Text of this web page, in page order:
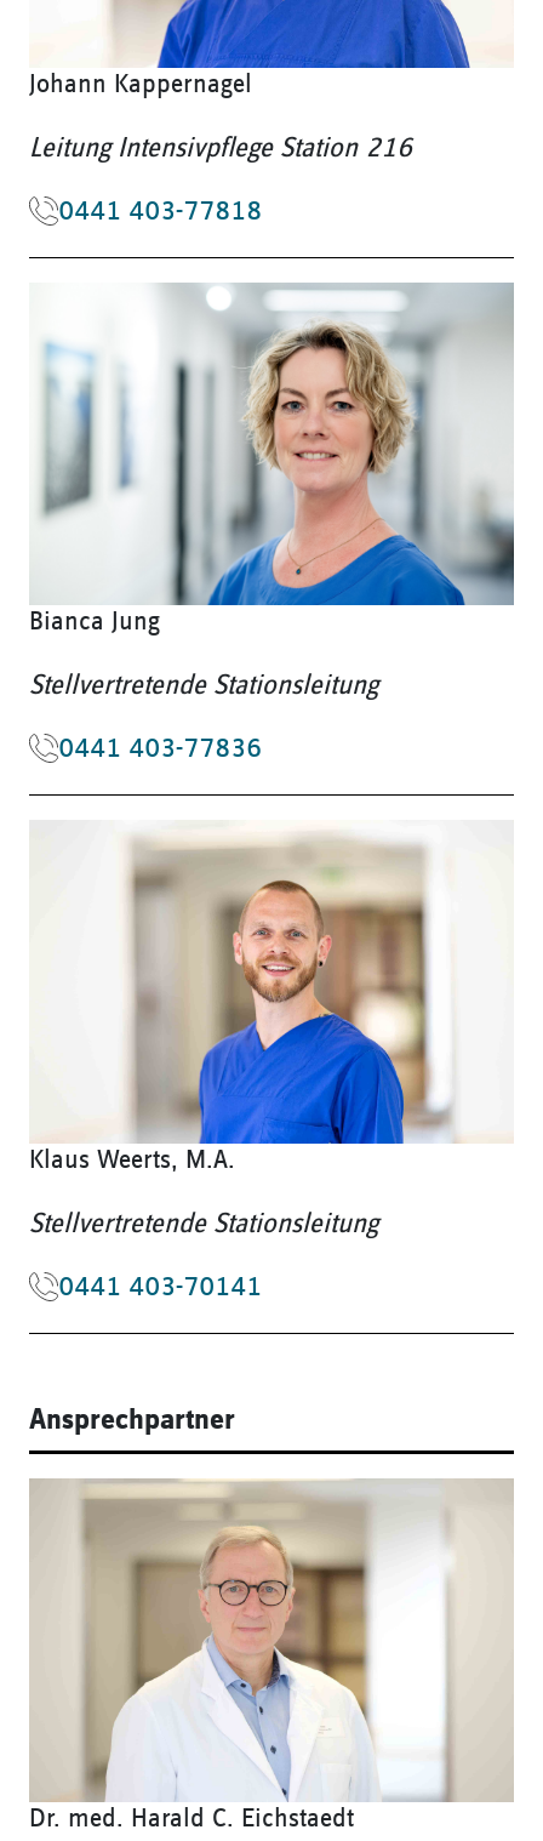
Johann Kappernagel
Leitung Intensivpflege Station 216
0441 403-77818
Bianca Jung
Stellvertretende Stationsleitung
0441 403-77836
Klaus Weerts, M.A.
Stellvertretende Stationsleitung
0441 403-70141
Ansprechpartner
Dr. med. Harald C. Eichstaedt